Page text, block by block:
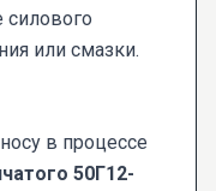
силового
или смазки.
в процессе
50Г12-